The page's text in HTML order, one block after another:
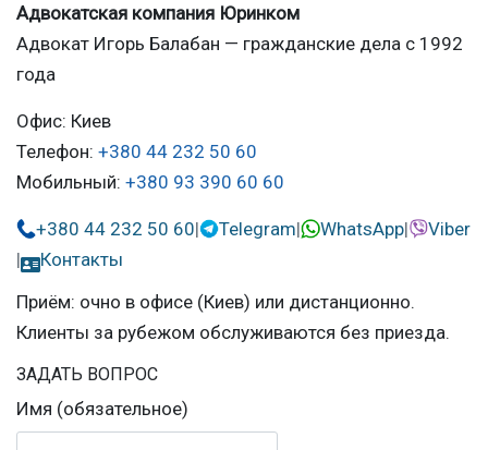
Адвокатская компания Юринком
Адвокат Игорь Балабан — гражданские дела с 1992
года
Офис: Киев
Телефон: +380 44 232 50 60
Мобильный: +380 93 390 60 60
+380 44 232 50 60| Telegram| WhatsApp|
Viber
|
Контакты
Приём: очно в офисе (Киев) или дистанционно.
Клиенты за рубежом обслуживаются без приезда.
ЗАДАТЬ ВОПРОС
Имя (обязательное)